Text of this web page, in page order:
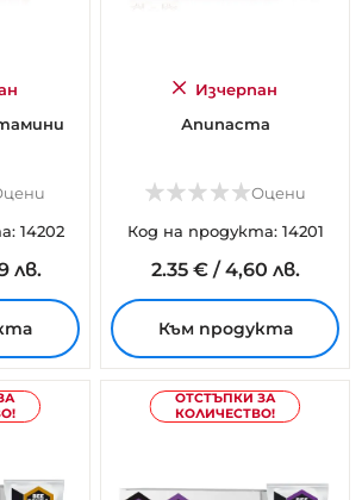
14202
лв.
Изчерпан
Апипаста
Оцени
Код на продукта: 14201
2.35 €/4,60 лв.
Към продукта
ОТСТЪПКИ ЗА
КОЛИЧЕСТВО!